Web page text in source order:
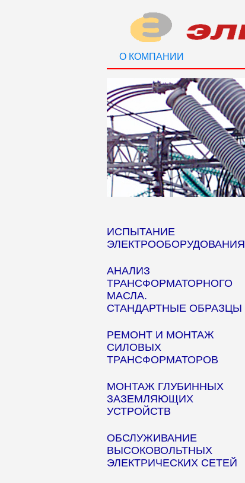
О КОМПАНИИ
ИСПЫТАНИЕ
ЭЛЕКТРООБОРУДОВАНИЯ
АНАЛИЗ
ТРАНСФОРМАТОРНОГО
МАСЛА.
СТАНДАРТНЫЕ ОБРАЗЦЫ
РЕМОНТ И МОНТАЖ
СИЛОВЫХ
ТРАНСФОРМАТОРОВ
МОНТАЖ ГЛУБИННЫХ
ЗАЗЕМЛЯЮЩИХ
УСТРОЙСТВ
ОБСЛУЖИВАНИЕ
ВЫСОКОВОЛЬТНЫХ
ЭЛЕКТРИЧЕСКИХ СЕТЕЙ